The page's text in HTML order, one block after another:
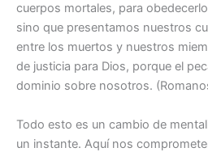
cuerpos mortales, para
sino que presentamos nuestros
entre los muertos y nuestros
de justicia para Dios, porque el
dominio sobre nosotros.
Todo esto es un cambio de
un instante. Aquí nos